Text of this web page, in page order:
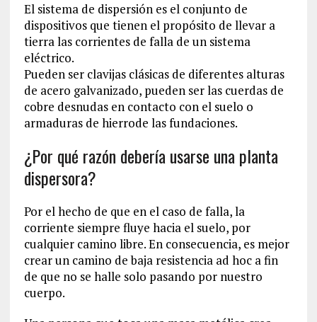
El sistema de dispersión es el conjunto de
dispositivos que tienen el propósito de llevar a
tierra las corrientes de falla de un sistema
eléctrico.
Pueden ser clavijas clásicas de diferentes alturas
de acero galvanizado, pueden ser las cuerdas de
cobre desnudas en contacto con el suelo o
armaduras de hierrode las fundaciones.
¿Por qué razón debería usarse una planta
dispersora?
Por el hecho de que en el caso de falla, la
corriente siempre fluye hacia el suelo, por
cualquier camino libre. En consecuencia, es mejor
crear un camino de baja resistencia ad hoc a fin
de que no se halle solo pasando por nuestro
cuerpo.